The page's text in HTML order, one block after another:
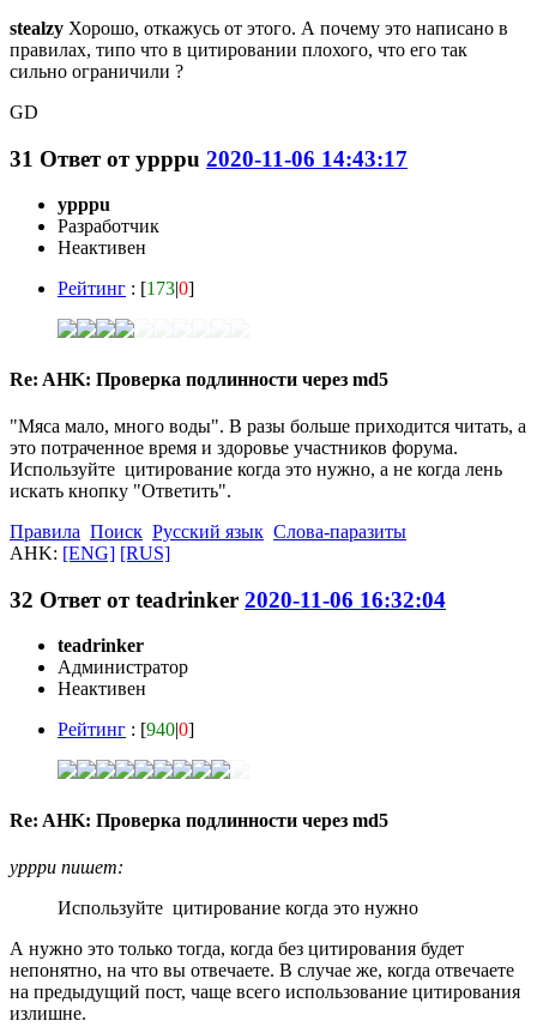
stealzy Хорошо, откажусь от этого. А почему это написано в
правилах, типо что в цитировании плохого, что его так
сильно ограничили ?
GD
31 Ответ отypppu 2020-11-06 14:43:17
ypppu
Разработчик
Неактивен
Рейтинг : [1730]
Re: AHK: Проверка подлинности через md5
"Мяса мало, много воды". В разы больше приходится читать, а
это потраченное время и здоровье участников форума.
Используйте цитирование когда это нужно, а не когда лень
искать кнопку "Ответить".
Правила Поиск Русский язык Слова-паразиты
AHK: [ENG] [RUS]
32 Ответ отteadrinker 2020-11-06 16:32:04
teadrinker
Администратор
Неактивен
Рейтинг : [940|0]
Re: AHK: Проверка подлинности через md5
ypppu пишет:
Используйте цитирование когда это нужно
А нужно это только тогда, когда без цитирования будет
непонятно, на что вы отвечаете. В случае же, когда отвечаете
на предыдущий пост, чаще всего использование цитирования
излишне.